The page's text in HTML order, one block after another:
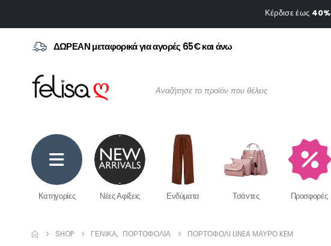
Κέρδισε έως 40%
ΔΩΡΕΑΝ μεταφορικά για αγορές 65€ και άνω
Κατηγορίες Νέες Αφίξεις Ενδύματα Τσάντες Προσφορές
SHOP ΓΕΝΙΚΆ, ΠΟΡΤΟΦΌΛΙΑ ΠΟΡΤΟΦΌΛΙ LINEA ΜΑΎΡΟ KEM